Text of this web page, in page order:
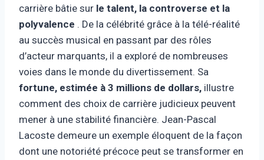
carrière bâtie sur le talent, la controverse et la
polyvalence . De la célébrité grâce à la télé-réalité
au succès musical en passant par des rôles
d’acteur marquants, il a exploré de nombreuses
voies dans le monde du divertissement. Sa
fortune, estimée à 3 millions de dollars, illustre
comment des choix de carrière judicieux peuvent
mener à une stabilité financière. Jean-Pascal
Lacoste demeure un exemple éloquent de la façon
dont une notoriété précoce peut se transformer en